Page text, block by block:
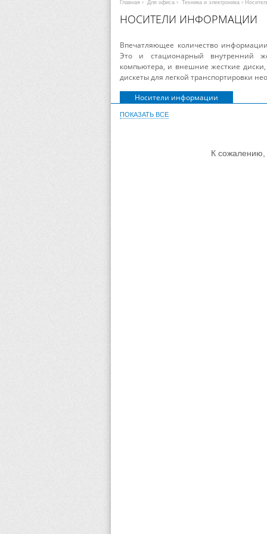
Главная › Для офиса › Техника и электроника ›
НОСИТЕЛИ ИНФОРМАЦИИ
Впечатляющее количество
Это и стационарный внутренний
компьютера, и внешние жесткие
дискеты для легкой транспортировки
Носители информации
ПОКАЗАТЬ ВСЕ
К сожалению,